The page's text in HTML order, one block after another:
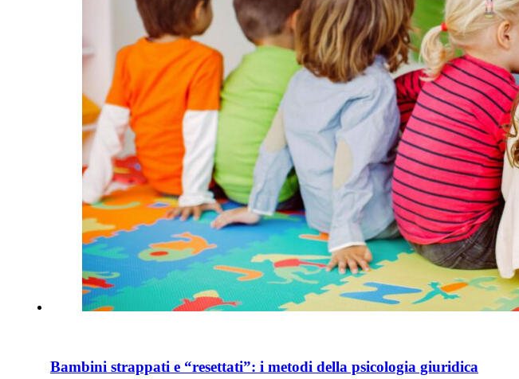
Bambini strappati e “resettati”: i metodi della psicologia giuridica